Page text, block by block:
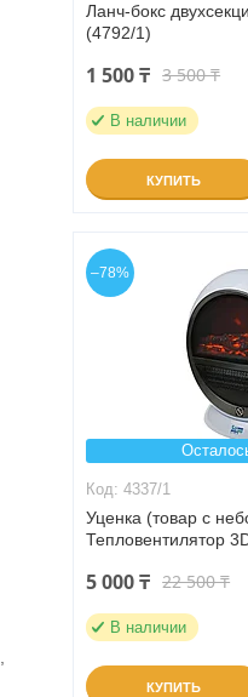
Ланч-бокс
(4792/1)
1 500 ₸ 3 500 ₸
В наличии
КУПИТЬ
–78%
4337/1
Уценка (товар с
Тепловентилятор
5 000 ₸ 22 500 ₸
В наличии
КУПИТЬ